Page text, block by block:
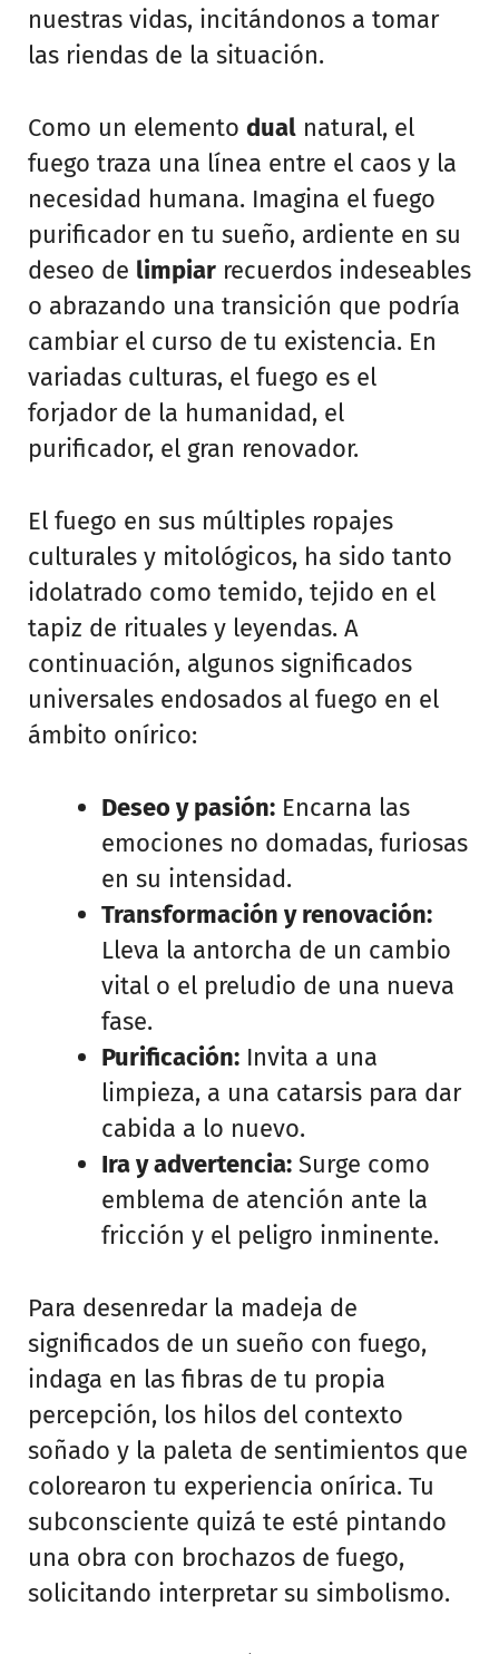
nuestras vidas, incitándonos a tomar
las riendas de la situación.
Como un elemento dual natural, el
fuego traza una línea entre el caos y la
necesidad humana. Imagina el fuego
purificador en tu sueño, ardiente en su
deseo de limpiar recuerdos indeseables
o abrazando una transición que podría
cambiar el curso de tu existencia. En
variadas culturas, el fuego es el
forjador de la humanidad, el
purificador, el gran renovador.
El fuego en sus múltiples ropajes
culturales y mitológicos, ha sido tanto
idolatrado como temido, tejido en el
tapiz de rituales y leyendas. A
continuación, algunos significados
universales endosados al fuego en el
ámbito onírico:
Deseo y pasión: Encarna las
emociones no domadas, furiosas
en su intensidad.
Transformación y renovación:
Lleva la antorcha de un cambio
vital o el preludio de una nueva
fase.
Purificación: Invita a una
limpieza, a una catarsis para dar
cabida a lo nuevo.
Ira y advertencia: Surge como
emblema de atención ante la
fricción y el peligro inminente.
Para desenredar la madeja de
significados de un sueño con fuego,
indaga en las fibras de tu propia
percepción, los hilos del contexto
soñado y la paleta de sentimientos que
colorearon tu experiencia onírica. Tu
subconsciente quizá te esté pintando
una obra con brochazos de fuego,
solicitando interpretar su simbolismo.